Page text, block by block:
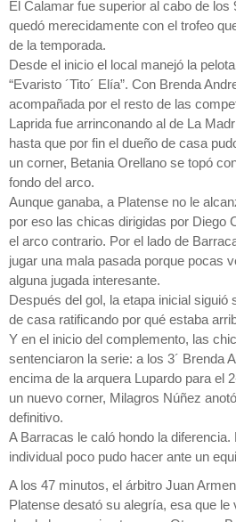
El Calamar fue superior al cabo de
quedó merecidamente con el trofeo
de la temporada.
Desde el inicio el local manejó la
“Evaristo ´Tito´ Elía”. Con Brenda
acompañada por el resto de las
Laprida fue arrinconando al de La
hasta que por fin el dueño de casa
un corner, Betania Orellano se topó
fondo del arco.
Aunque ganaba, a Platense no le
por eso las chicas dirigidas por Diego
el arco contrario. Por el lado de
jugar una mala pasada porque pocas
alguna jugada interesante.
Después del gol, la etapa inicial siguió
de casa ratificando por qué estaba
Y en el inicio del complemento, las
sentenciaron la serie: a los 3´ Brenda
encima de la arquera Lupardo para el
un nuevo corner, Milagros Núñez
definitivo.
A Barracas le caló hondo la
individual poco pudo hacer ante un
A los 47 minutos, el árbitro Juan
Platense desató su alegría, esa que